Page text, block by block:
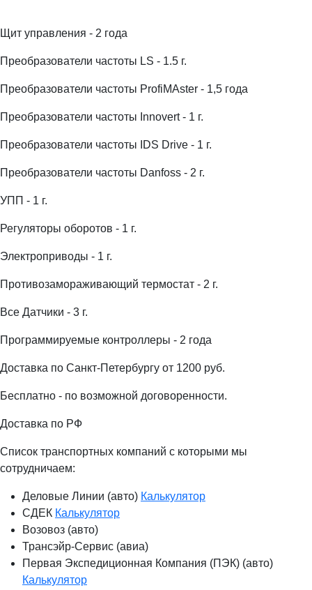
Щит управления - 2 года
Преобразователи частоты LS - 1.5 г.
Преобразователи частоты ProfiMAster - 1,5 года
Преобразователи частоты Innovert - 1 г.
Преобразователи частоты IDS Drive - 1 г.
Преобразователи частоты Danfoss - 2 г.
УПП - 1 г.
Регуляторы оборотов - 1 г.
Электроприводы - 1 г.
Противозамораживающий термостат - 2 г.
Все Датчики - 3 г.
Программируемые контроллеры - 2 года
Доставка по Санкт-Петербургу от 1200 руб.
Бесплатно - по возможной договоренности.
Доставка по РФ
Список транспортных компаний с которыми мы
сотрудничаем:
Деловые Линии (авто) Калькулятор
СДЕК Калькулятор
Возовоз (авто)
Трансэйр-Сервис (авиа)
Первая Экспедиционная Компания (ПЭК) (авто)
Калькулятор